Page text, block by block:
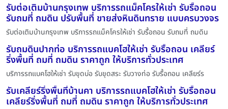
รับต่อเติมบ้านกรุงเทพ บริการรถแม็คโครให้เช่า รับรื้อถอน
รับถมที่ ถมดิน ปรับพื้นที่ ขายส่งหินดินทราย แบบครบวงจร
รับต่อเติมบ้านกรุงเทพ บริการรถแม็คโครให้เช่า รับรื้อถอน รับถมที่ ถมดิน
รับถมดินปากท่อ บริการรถแบคโฮให้เช่า รับรื้อถอน เคลียร์
ริ่งพื้นที่ ถมที่ ถมดิน ราคาถูก ให้บริการทั่วประเทศ
บริการรถแบคโฮให้เช่า รับขุดบ่อ รับขุดสระ รับวางท่อ รับรื้อถอน เคลียร์ร
รับเคลียร์ริ่งพื้นที่บ้านคา บริการรถแบคโฮให้เช่า รับรื้อถอน
เคลียร์ริ่งพื้นที่ ถมที่ ถมดิน ราคาถูก ให้บริการทั่วประเทศ